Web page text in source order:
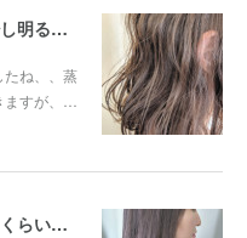
ブリーチ無しカラー！夏に向けて少し明るめのカラー！！
たね、、蒸
すが、…
上品なハイライトは毛先から見えるくらいがちょうどいい！！